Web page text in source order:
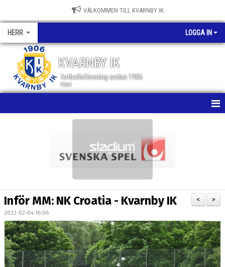
VÄLKOMMEN TILL KVARNBY IK
HERR LOGGA IN
KVARNBY IK
fotbollsförening sedan 1906
Herr
TRUPPEN
OM LAGET
BILDGALLERI
>
<
Inför MM: NK Croatia - Kvarnby IK
2022-02-04 16:06